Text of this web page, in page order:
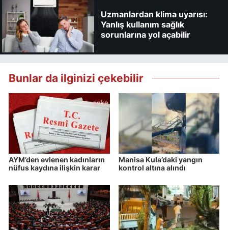
Uzmanlardan klima uyarısı:
Yanlış kullanım sağlık
sorunlarına yol açabilir
Bunlar da ilginizi çekebilir
AYM’den evlenen kadınların
nüfus kaydına ilişkin karar
Manisa Kula’daki yangın
kontrol altına alındı